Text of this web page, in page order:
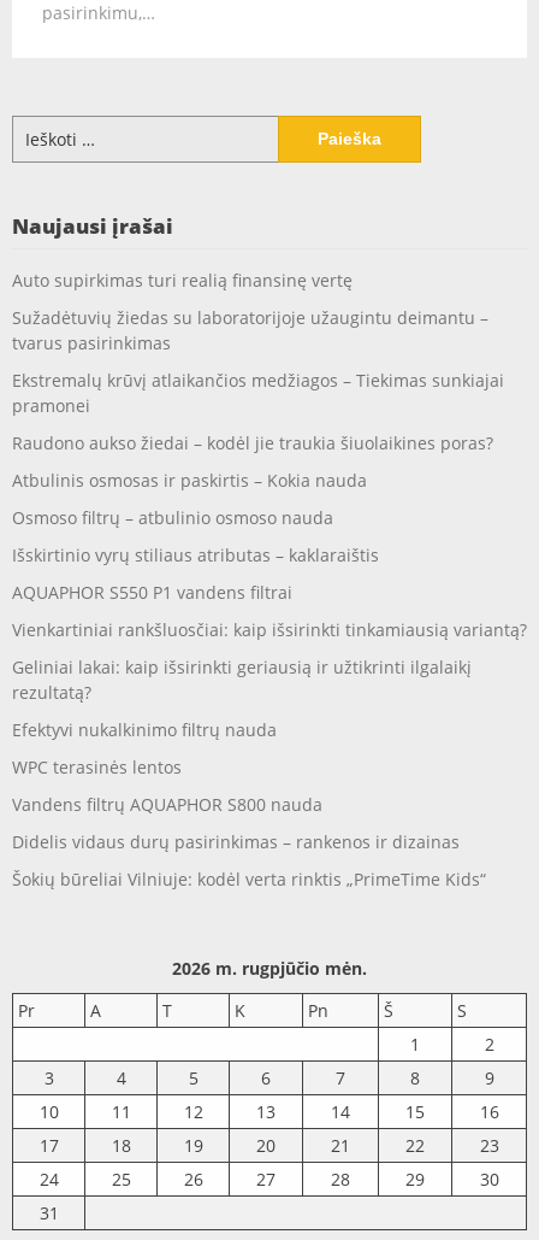
pasirinkimu,…
Ieškoti:
Naujausi įrašai
Auto supirkimas turi realią finansinę vertę
Sužadėtuvių žiedas su laboratorijoje užaugintu deimantu –
tvarus pasirinkimas
Ekstremalų krūvį atlaikančios medžiagos – Tiekimas sunkiajai
pramonei
Raudono aukso žiedai – kodėl jie traukia šiuolaikines poras?
Atbulinis osmosas ir paskirtis – Kokia nauda
Osmoso filtrų – atbulinio osmoso nauda
Išskirtinio vyrų stiliaus atributas – kaklaraištis
AQUAPHOR S550 P1 vandens filtrai
Vienkartiniai rankšluosčiai: kaip išsirinkti tinkamiausią variantą?
Geliniai lakai: kaip išsirinkti geriausią ir užtikrinti ilgalaikį
rezultatą?
Efektyvi nukalkinimo filtrų nauda
WPC terasinės lentos
Vandens filtrų AQUAPHOR S800 nauda
Didelis vidaus durų pasirinkimas – rankenos ir dizainas
Šokių būreliai Vilniuje: kodėl verta rinktis „PrimeTime Kids“
2026 m. rugpjūčio mėn.
Pr
A T K Pn Š
S
1
2
3
4 5 6 7 8
9
10
11 12 13 14 15
16
17
18 19 20 21 22
23
24
25 26 27 28 29
30
31